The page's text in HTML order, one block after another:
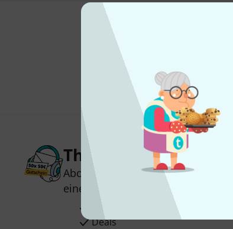
Thomann Newsletter
Abonniere den Thomann
einen von
50 Gutscheinen
Inspirierende Beiträge
Deals